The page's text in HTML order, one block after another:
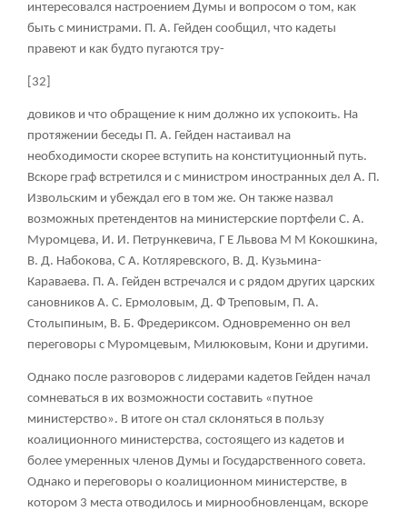
интересовался настроением Думы и вопросом о том, как
быть с министрами. П. А. Гейден сообщил, что кадеты
правеют и как будто пугаются тру-
[32]
довиков и что обращение к ним должно их успокоить. На
протяжении беседы П. А. Гейден настаивал на
необходимости скорее вступить на конституционный путь.
Вскоре граф встретился и с министром иностранных дел А. П.
Извольским и убеждал его в том же. Он также назвал
возможных претендентов на министерские портфели С. А.
Муромцева, И. И. Петрункевича, Г Е Львова М М Кокошкина,
В. Д. Набокова, С А. Котляревского, В. Д. Кузьмина-
Караваева. П. А. Гейден встречался и с рядом других царских
сановников А. С. Ермоловым, Д. Ф Треповым, П. А.
Столыпиным, В. Б. Фредериксом. Одновременно он вел
переговоры с Муромцевым, Милюковым, Кони и другими.
Однако после разговоров с лидерами кадетов Гейден начал
сомневаться в их возможности составить «путное
министерство». В итоге он стал склоняться в пользу
коалиционного министерства, состоящего из кадетов и
более умеренных членов Думы и Государственного совета.
Однако и переговоры о коалиционном министерстве, в
котором 3 места отводилось и мирнообновленцам, вскоре